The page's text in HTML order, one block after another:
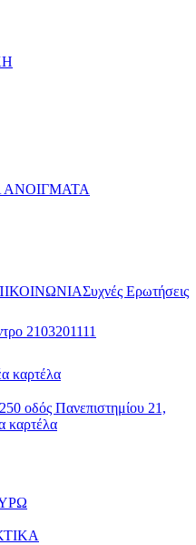
Συχνές Ερωτήσεις
2103201111
καρτέλα
οδός Πανεπιστημίου 21,
καρτέλα